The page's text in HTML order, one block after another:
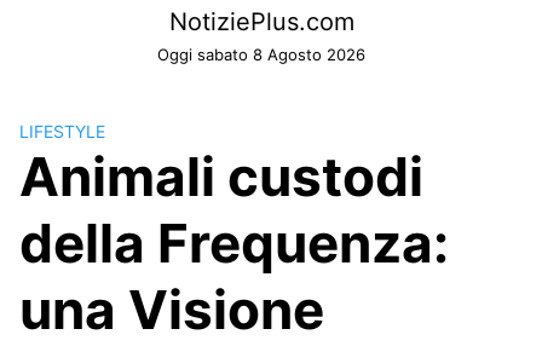
NotiziePlus.com
Oggi sabato 8 Agosto 2026
LIFESTYLE
Animali custodi
della Frequenza:
una Visione